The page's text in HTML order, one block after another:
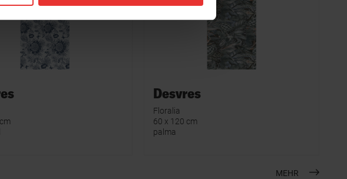
Desvres
Floralia
60 x 120 cm
palma
MEHR